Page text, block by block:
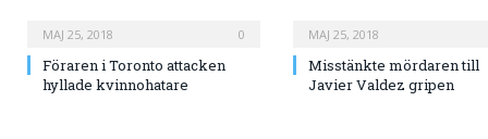
MAJ 25, 2018 0
Föraren i Toronto attacken
hyllade kvinnohatare
MAJ 25, 2018
Misstänkte mördaren till
Javier Valdez gripen